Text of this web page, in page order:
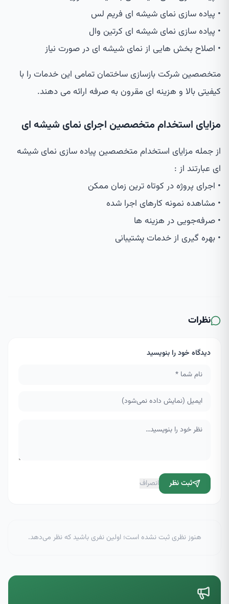
• پیاده سازی نمای شیشه ای فریم لس
• پیاده سازی نمای شیشه ای کرتین وال
• اصلاح بخش هایی از نمای شیشه ای در صورت نیاز
متخصصین شرکت بازسازی ساختمان تمامی این خدمات را با
کیفیتی بالا و هزینه ای مقرون به صرفه ارائه می دهند.
مزایای استخدام متخصصین اجرای نمای شیشه ای
از جمله مزایای استخدام متخصصین پیاده سازی نمای شیشه
ای عبارتند از :
• اجرای پروژه در کوتاه ترین زمان ممکن
• مشاهده نمونه کارهای اجرا شده
• صرفه‌جویی در هزینه ها
• بهره گیری از خدمات پشتیبانی
نظرات
دیدگاه خود را بنویسید
ثبت نظر انصراف
هنوز نظری ثبت نشده است؛ اولین نفری باشید که نظر می‌دهد.